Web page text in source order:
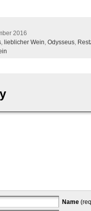
2016
, lieblicher Wein, Odysseus,
Name